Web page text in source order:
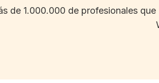
de 1.000.000 de profesionales